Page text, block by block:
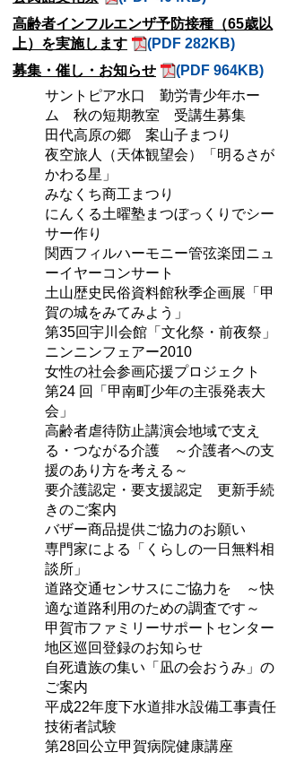
高齢者インフルエンザ予防接種（65歳以
上）を実施します
(PDF 282KB)
募集・催し・お知らせ
(PDF 964KB)
サントピア水口 勤労青少年ホー
ム 秋の短期教室 受講生募集
田代高原の郷 案山子まつり
夜空旅人（天体観望会）「明るさが
かわる星」
みなくち商工まつり
にんくる土曜塾まつぼっくりでシー
サー作り
関西フィルハーモニー管弦楽団ニュ
ーイヤーコンサート
土山歴史民俗資料館秋季企画展「甲
賀の城をみてみよう」
第35回宇川会館「文化祭・前夜祭」
ニンニンフェアー2010
女性の社会参画応援プロジェクト
第24 回「甲南町少年の主張発表大
会」
高齢者虐待防止講演会地域で支え
る・つながる介護 ～介護者への支
援のあり方を考える～
要介護認定・要支援認定 更新手続
きのご案内
バザー商品提供ご協力のお願い
専門家による「くらしの一日無料相
談所」
道路交通センサスにご協力を ～快
適な道路利用のための調査です～
甲賀市ファミリーサポートセンター
地区巡回登録のお知らせ
自死遺族の集い「凪の会おうみ」の
ご案内
平成22年度下水道排水設備工事責任
技術者試験
第28回公立甲賀病院健康講座